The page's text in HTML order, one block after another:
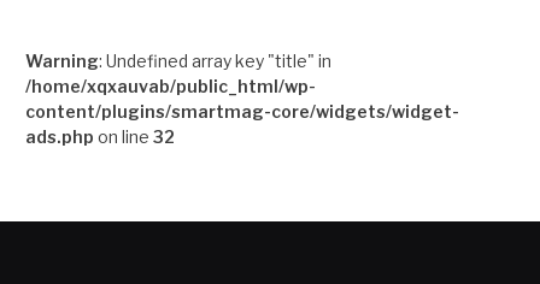
Warning: Undefined array key "title" in
/home/xqxauvab/public_html/wp-
content/plugins/smartmag-core/widgets/widget-
ads.php on line 32